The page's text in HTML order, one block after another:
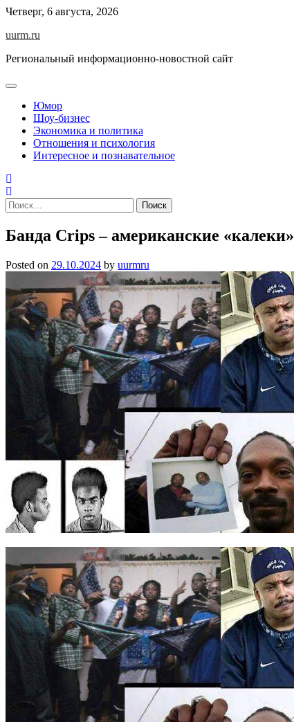
Skip
content
Четверг, 6 августа, 2026
uurm.ru
Региональный информационно-новостной сайт
Юмор
Шоу-бизнес
Экономика и политика
Отношения и психология
Интересное и познавательное
Найти:
Банда Crips – американские «калеки»
Posted on 29.10.2024 by uurmru